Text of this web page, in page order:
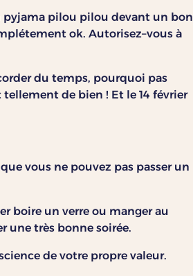
pyjama pilou pilou devant un bon
ok. Autorisez–vous à
du temps, pourquoi pas
de bien ! Et le 14 février
vous ne pouvez pas passer un
boire un verre ou manger au
une très bonne soirée.
de votre propre valeur.